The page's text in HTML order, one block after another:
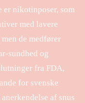
er nikotinposer, som
med lavere
de medfører
sundhed og
fra FDA,
for svenske
af snus